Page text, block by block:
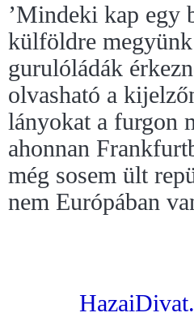
’Mindeki kap egy
külföldre
gurulóládák
olvasható a
lányokat a furgon
ahonnan
még sosem ült
nem Európában